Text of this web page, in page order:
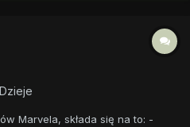
Marvela, składa się na to: -